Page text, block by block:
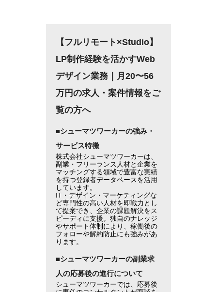
【フルリモート×Studio】
LP制作経験を活かすWeb
デザイン業務｜月20〜56
万円の求人・案件情報をご
覧の方へ
■シューマツワーカーの強み・
サービス特徴
株式会社シューマツワーカーは、
副業・フリーランス人材と企業を
マッチングする領域で豊富な実績
を持つ登録者データベースを活用
しています。
IT・デザイン・マーケティングな
ど専門性の高い人材を即戦力とし
て提案でき、企業の課題解決をス
ピーディに支援。独自のナレッジ
やサポート体制により、稼働後の
フォローや解約防止にも強みがあ
ります。
■シューマツワーカーの副業求
人の応募後の進行について
シューマツワーカーでは、応募後